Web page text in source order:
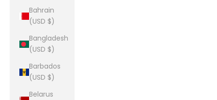
Bahrain
(USD $)
Bangladesh
(USD $)
Barbados
(USD $)
Belarus